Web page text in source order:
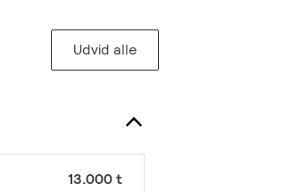
Udvid alle
13.000 t